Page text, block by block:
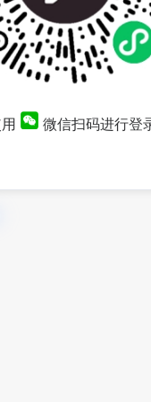
微信扫码进行登